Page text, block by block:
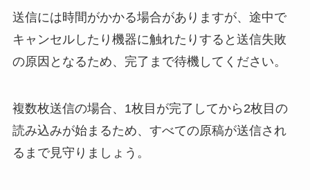
送信には時間がかかる場合がありますが、途中で
キャンセルしたり機器に触れたりすると送信失敗
の原因となるため、完了まで待機してください。
複数枚送信の場合、1枚目が完了してから2枚目の
読み込みが始まるため、すべての原稿が送信され
るまで見守りましょう。